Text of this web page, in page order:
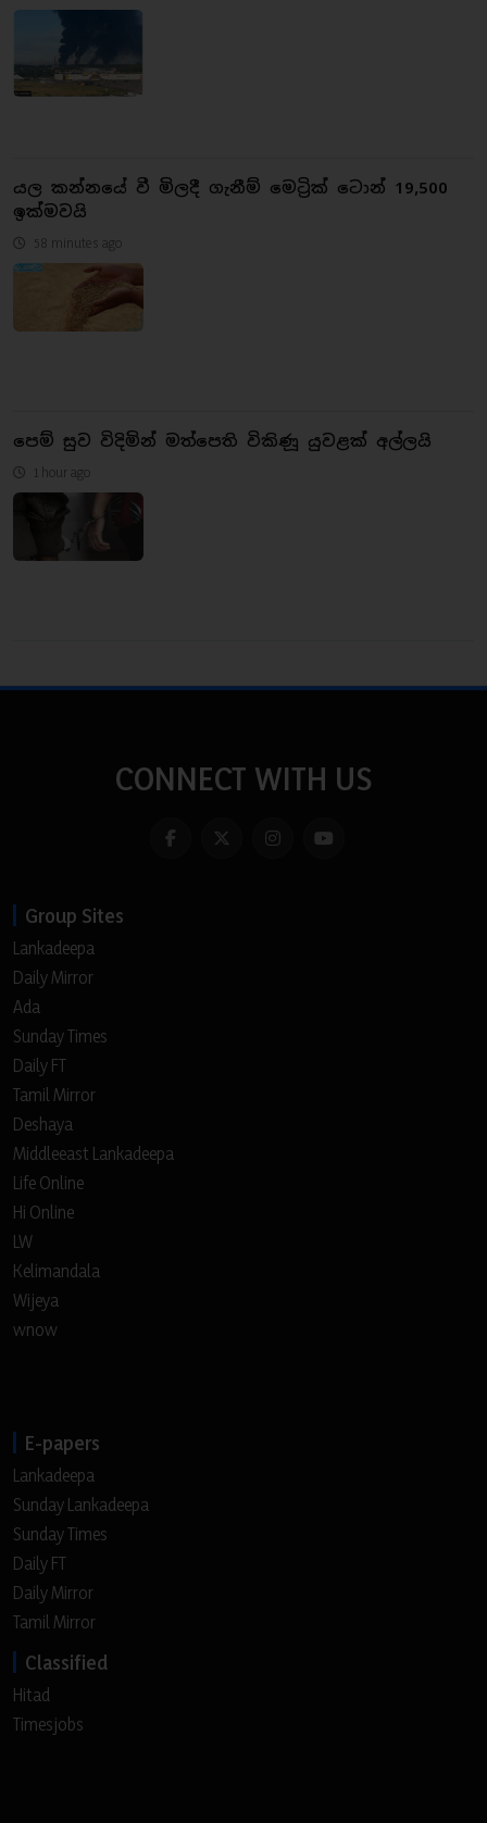
යල කන්නයේ වී මිලදී ගැනීම් මෙට්‍රික් ටොන් 19,500
ඉක්මවයි
58 minutes ago
පෙම් සුව විදිමින් මත්පෙති විකිණූ යුවළක් අල්ලයි
1 hour ago
CONNECT WITH US
Group Sites
Lankadeepa
Daily Mirror
Ada
Sunday Times
Daily FT
Tamil Mirror
Deshaya
Middleeast Lankadeepa
Life Online
Hi Online
LW
Kelimandala
Wijeya
wnow
E-papers
Lankadeepa
Sunday Lankadeepa
Sunday Times
Daily FT
Daily Mirror
Tamil Mirror
Classified
Hitad
Timesjobs